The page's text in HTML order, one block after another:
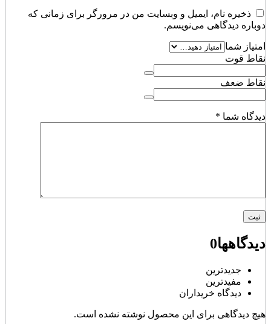
ذخیره نام، ایمیل و وبسایت من در مرورگر برای زمانی که
دوباره دیدگاهی می‌نویسم.
امتیاز شما
نقاط قوت
نقاط ضعف
دیدگاه شما *
دیدگاهها0
جدیدترین
مفیدترین
دیدگاه خریداران
هیچ دیدگاهی برای این محصول نوشته نشده است.